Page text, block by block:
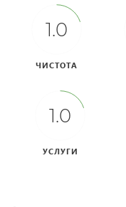
1.0
ЧИСТОТА
1.0
УСЛУГИ